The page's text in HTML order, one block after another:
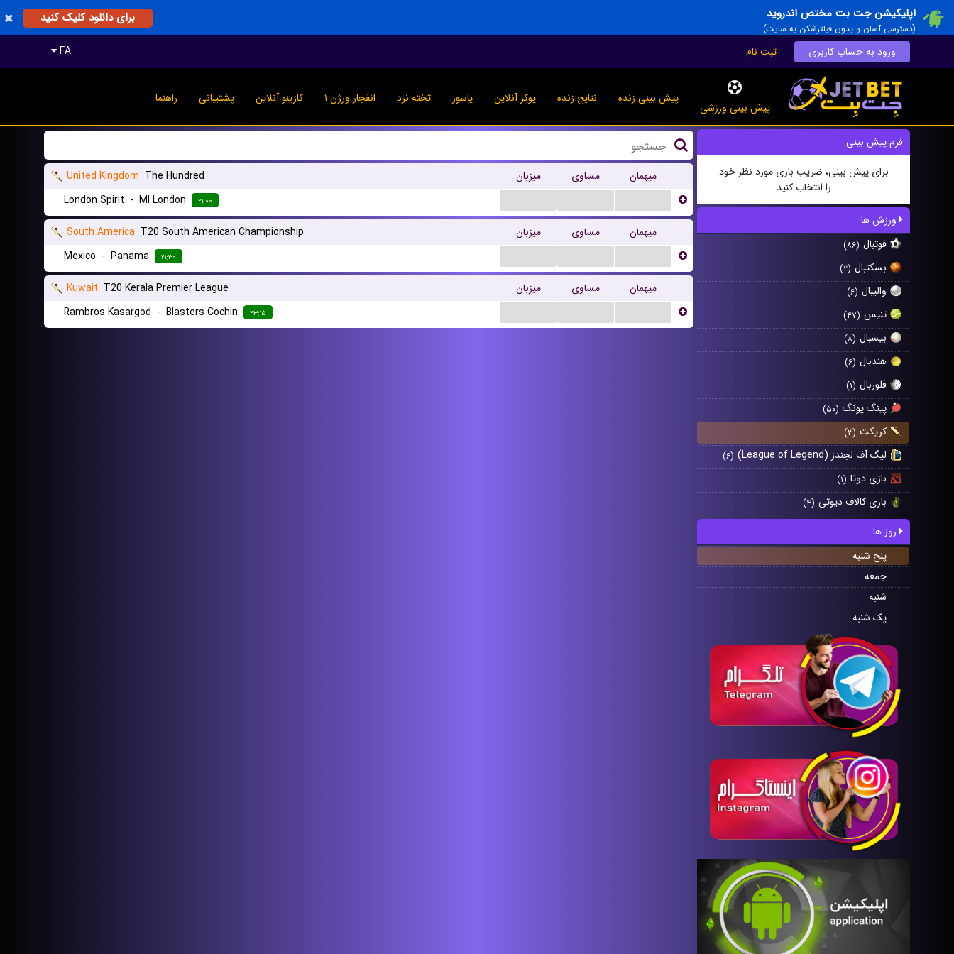
اپلیکیشن جت بت مختص اندروید
(دسترسی آسان و بدون فیلترشکن به سایت)
برای دانلود کلیک کنید
FA ورود به حساب کاربری ثبت نام
پیش بینی ورزشی
پیش بینی زنده نتایج زنده پوکر آنلاین پاسور تخته نرد انفجار ورژن ۱ کازینو آنلاین پشتیبانی راهنما
فرم پیش بینی
برای پیش بینی، ضریب بازی مورد نظر خود
را انتخاب کنید
ورزش ها
فوتبال (۸۶)
بسکتبال (۲)
والیبال (۶)
تنیس (۴۷)
بیسبال (۸)
هندبال (۶)
فلوربال (۱)
پینگ پونگ (۵۰)
کریکت (۳)
لیگ آف لجندز (League of Legend) (۶)
بازی دوتا (۱)
بازی کالاف دیوتی (۴)
روز ها
پنج شنبه
جمعه
شنبه
یک شنبه
United Kingdom The Hundred میزبان مساوی
میهمان
London Spirit - MI London ۲۱:۰۰
South America T20 South American Championship میزبان مساوی
میهمان
Mexico - Panama ۲۱:۳۰
Kuwait T20 Kerala Premier League میزبان مساوی
میهمان
Rambros Kasargod - Blasters Cochin ۲۳:۱۵